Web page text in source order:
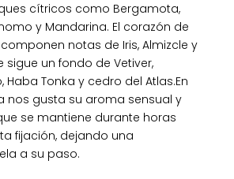
cítricos como Bergamota,
y Mandarina. El corazón de
notas de Iris, Almizcle y
sigue un fondo de Vetiver,
Haba Tonka y cedro del Atlas.En
nos gusta su aroma sensual y
se mantiene durante horas
fijación, dejando una
a su paso.